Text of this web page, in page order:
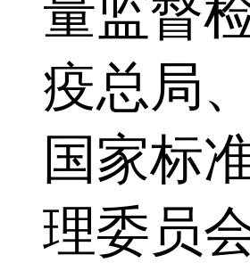
量监督
疫总局
国家标
理委员